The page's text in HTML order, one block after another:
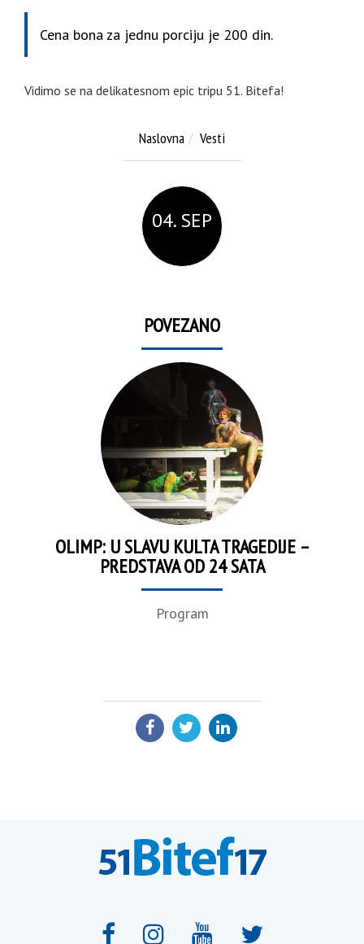
Cena bona za jednu porciju je 200 din.
Vidimo se na delikatesnom epic tripu 51. Bitefa!
Naslovna Vesti
04. SEP
POVEZANO
OLIMP: U SLAVU KULTA TRAGEDIJE –
PREDSTAVA OD 24 SATA
Program
PODELI: